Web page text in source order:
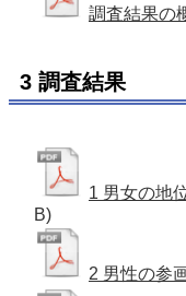
調査結果の
3 調査結果
1 男女の地
B)
2 男性の参